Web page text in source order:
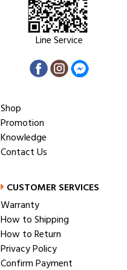
Line Service
Shop
Promotion
Knowledge
Contact Us
CUSTOMER SERVICES
Warranty
How to Shipping
How to Return
Privacy Policy
Confirm Payment